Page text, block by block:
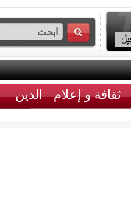
ثقافة و إعلام الدين